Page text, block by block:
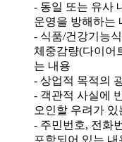
- 동일 또는 유사
운영을 방해하는
- 식품/건강기능
체중감량(다이어
는 내용
- 상업적 목적의
- 객관적 사실에
오인할 우려가 있
- 주민번호, 전화